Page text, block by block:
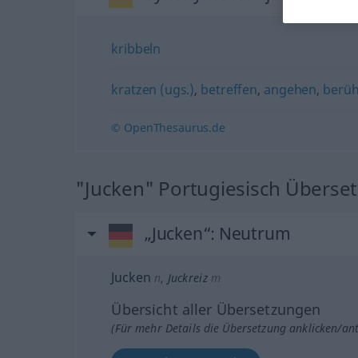
kribbeln
kratzen (ugs.), betreffen, angehen,
© OpenThesaurus.de
"Jucken" Portugiesisch
„Jucken“: Neutrum
Jucken n, Juckreizm
Übersicht aller Übersetzungen
(Für mehr Details die Übersetzung anklicken/